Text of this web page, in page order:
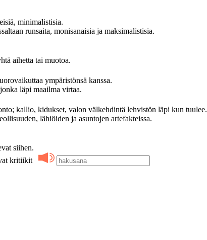
minimalistisia.
runsaita, monisanaisia ja maksimalistisia.
aihetta tai muotoa.
ympäristönsä kanssa.
läpi maailma virtaa.
kallio, kidukset, valon välkehdintä lehvistön läpi kun tuulee.
lähiöiden ja asuntojen artefakteissa.
siihen.
kritiikit